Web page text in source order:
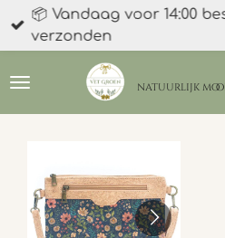
Ga
direct
de
natuurlijk
📦 Vandaag voor 14:00
verzonden